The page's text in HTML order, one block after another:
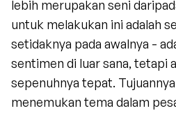
lebih merupakan seni
untuk melakukan ini adalah
setidaknya pada awalnya -
sentimen di luar sana, tetapi
sepenuhnya tepat.
menemukan tema dalam